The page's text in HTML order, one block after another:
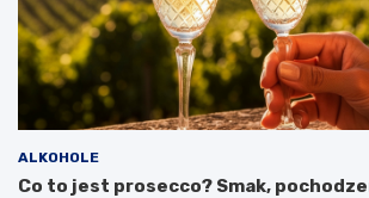
ALKOHOLE
Co to jest prosecco? Smak,